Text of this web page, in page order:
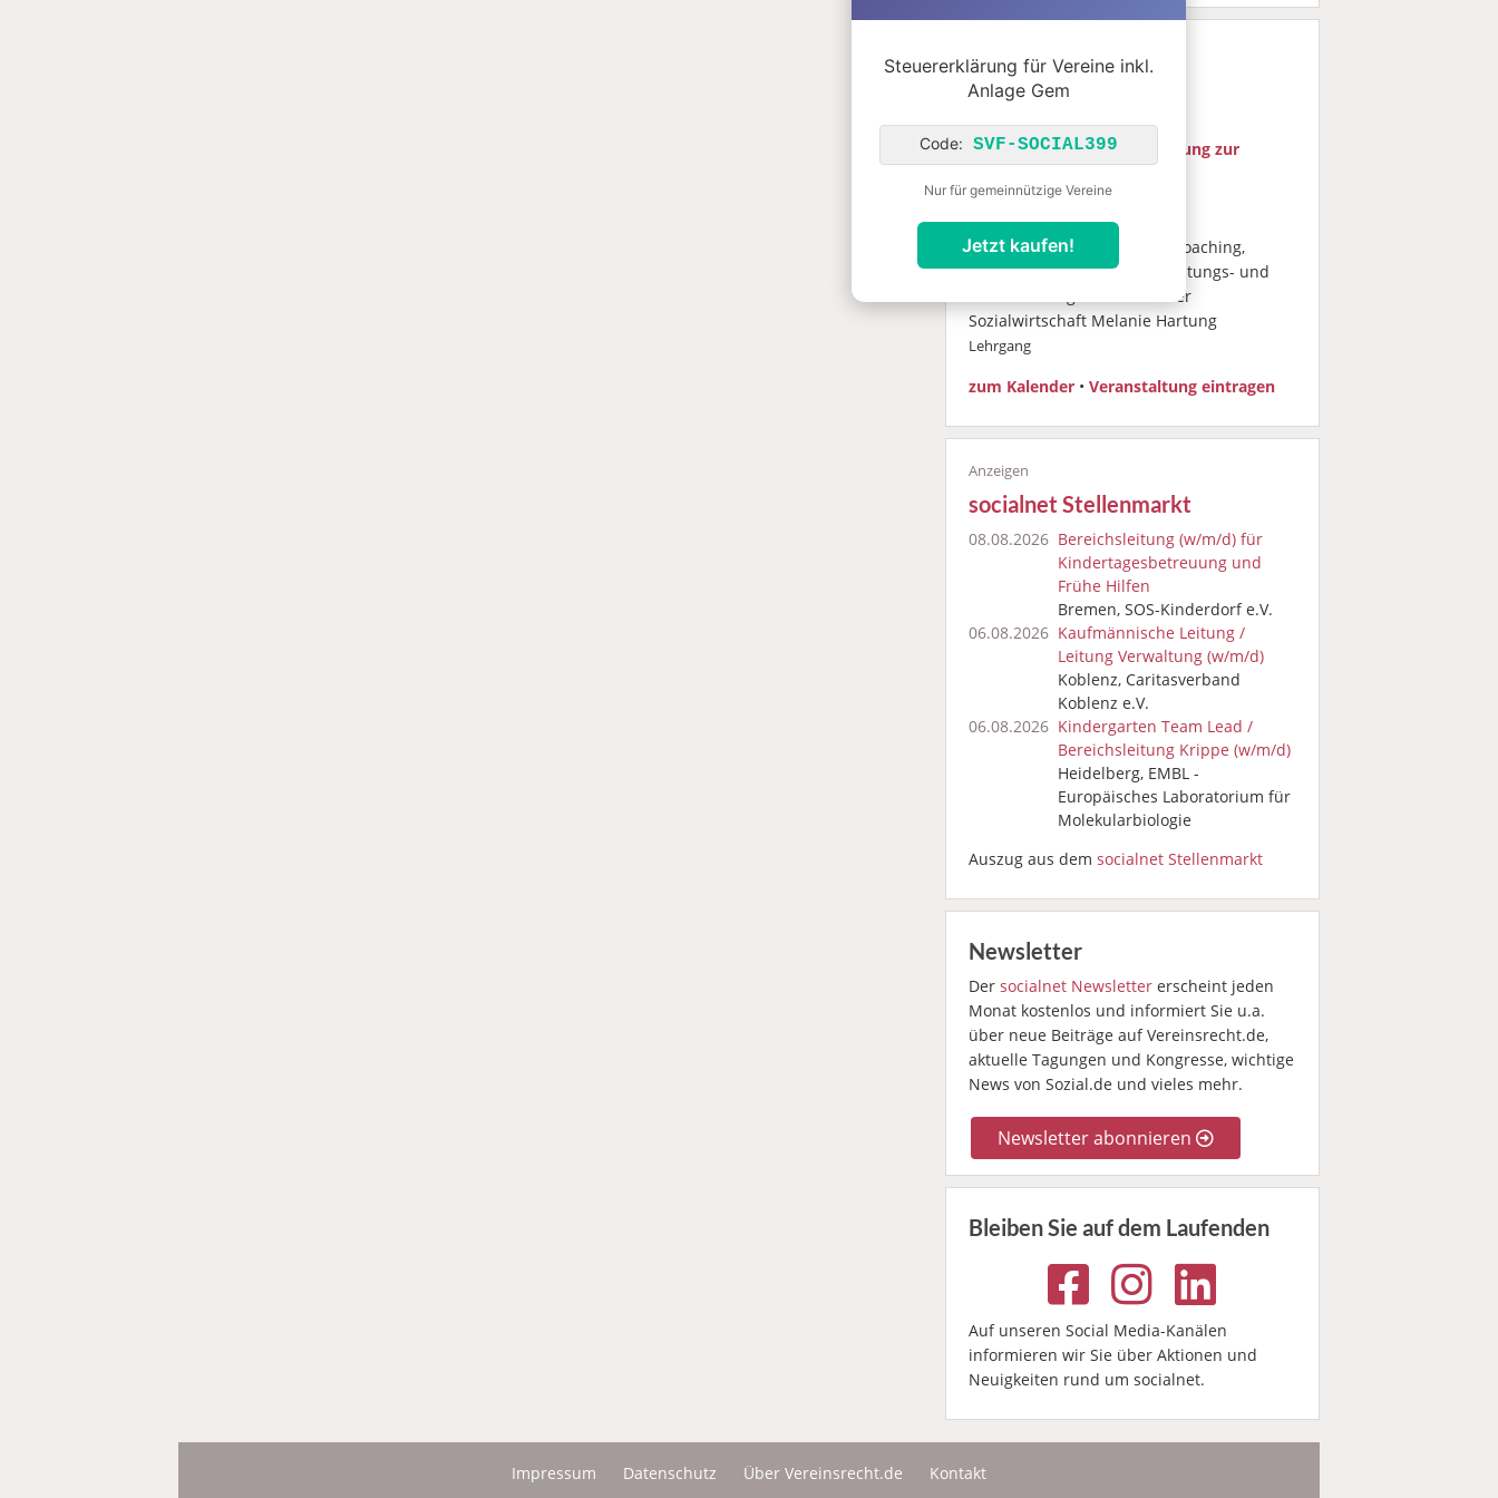
Steuererklärung für Vereine inkl.
Anlage Gem
Code: SVF-SOCIAL399
Nur für gemeinnützige Vereine
Jetzt kaufen!
socialnet Kalender
Praxisanleitung - Qualifizierung zur
24.09.–15.10.2026
online
Räume der Erneuerung® - Coaching,
Beratung & Fortbildung, Beratungs- und
Weiterbildungsformate in der
Sozialwirtschaft Melanie Hartung
Lehrgang
zum Kalender• Veranstaltung eintragen
socialnet Stellenmarkt
08.08.2026 Bereichsleitung (w/m/d) für
Kindertages­betreuung und
Frühe Hilfen
Bremen, SOS-Kinderdorf e.V.
06.08.2026 Kaufmännische Leitung /
Leitung Verwaltung (w/m/d)
Koblenz, Caritasverband
Koblenz e.V.
06.08.2026 Kindergarten Team Lead /
Bereichsleitung Krippe (w/m/d)
Heidelberg, EMBL -
Europäisches Laboratorium für
Molekularbiologie
Auszug aus dem socialnet Stellenmarkt
Newsletter
Der socialnet Newslettererscheint jeden
Monat kostenlos und informiert Sie u.a.
über neue Beiträge auf Vereinsrecht.de,
aktuelle Tagungen und Kongresse, wichtige
News von Sozial.de und vieles mehr.
Newsletter abonnieren
Bleiben Sie auf dem Laufenden
Auf unseren Social Media-Kanälen
informieren wir Sie über Aktionen und
Neuigkeiten rund um socialnet.
Impressum Datenschutz Über Vereinsrecht.de Kontakt